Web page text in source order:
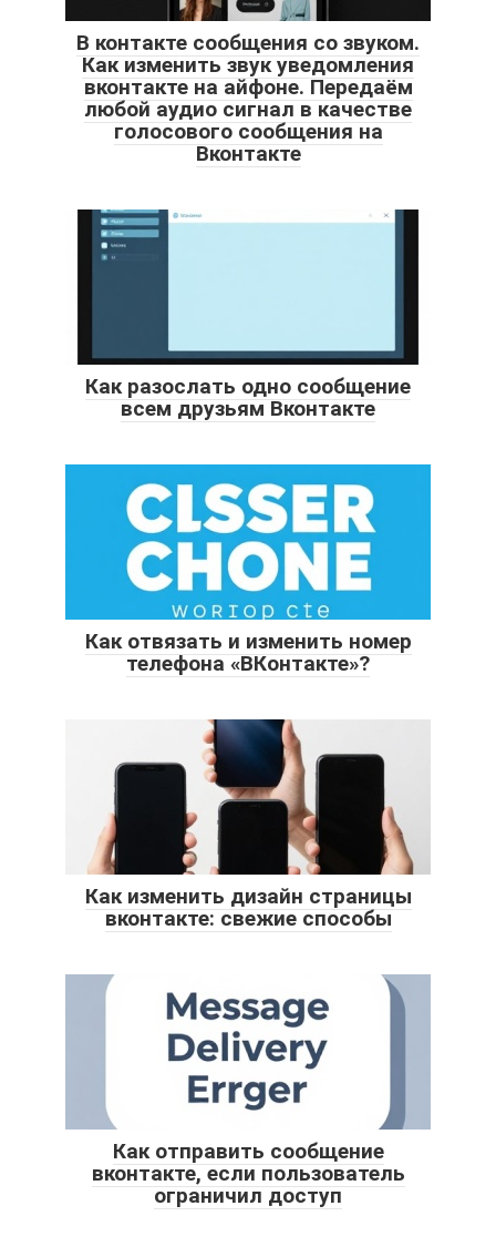
В контакте сообщения со звуком.
Как изменить звук уведомления
вконтакте на айфоне. Передаём
любой аудио сигнал в качестве
голосового сообщения на
Вконтакте
Как разослать одно сообщение
всем друзьям Вконтакте
Как отвязать и изменить номер
телефона «ВКонтакте»?
Как изменить дизайн страницы
вконтакте: свежие способы
Как отправить сообщение
вконтакте, если пользователь
ограничил доступ